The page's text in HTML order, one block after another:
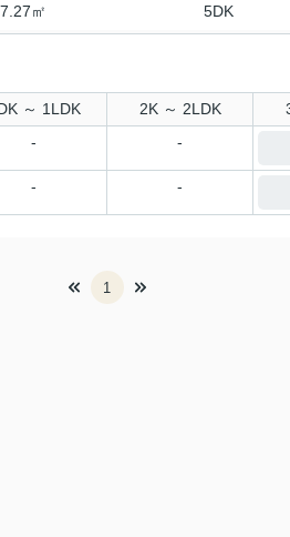
㎡ 5DK
～ 1LDK 2K ～ 2LDK
- -
- -
1